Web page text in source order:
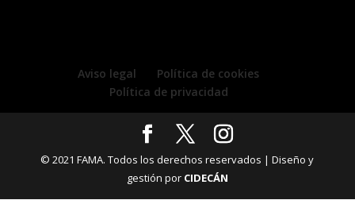
Aviso legal
Política de cookies
Política de privacidad
© 2021 FAMA. Todos los derechos reservados | Diseño y
gestión por CIDECÁN